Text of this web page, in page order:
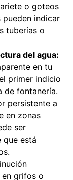
o goteos
indicar
tuberías o
del agua:
en tu
primer indicio
de fontanería.
persistente a
en zonas
ser
que está
en grifos o